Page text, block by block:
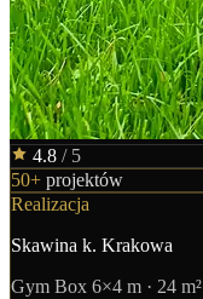
4.8 / 5
50+ projektów
Realizacja
Skawina k. Krakowa
Gym Box 6×4 m · 24 m²